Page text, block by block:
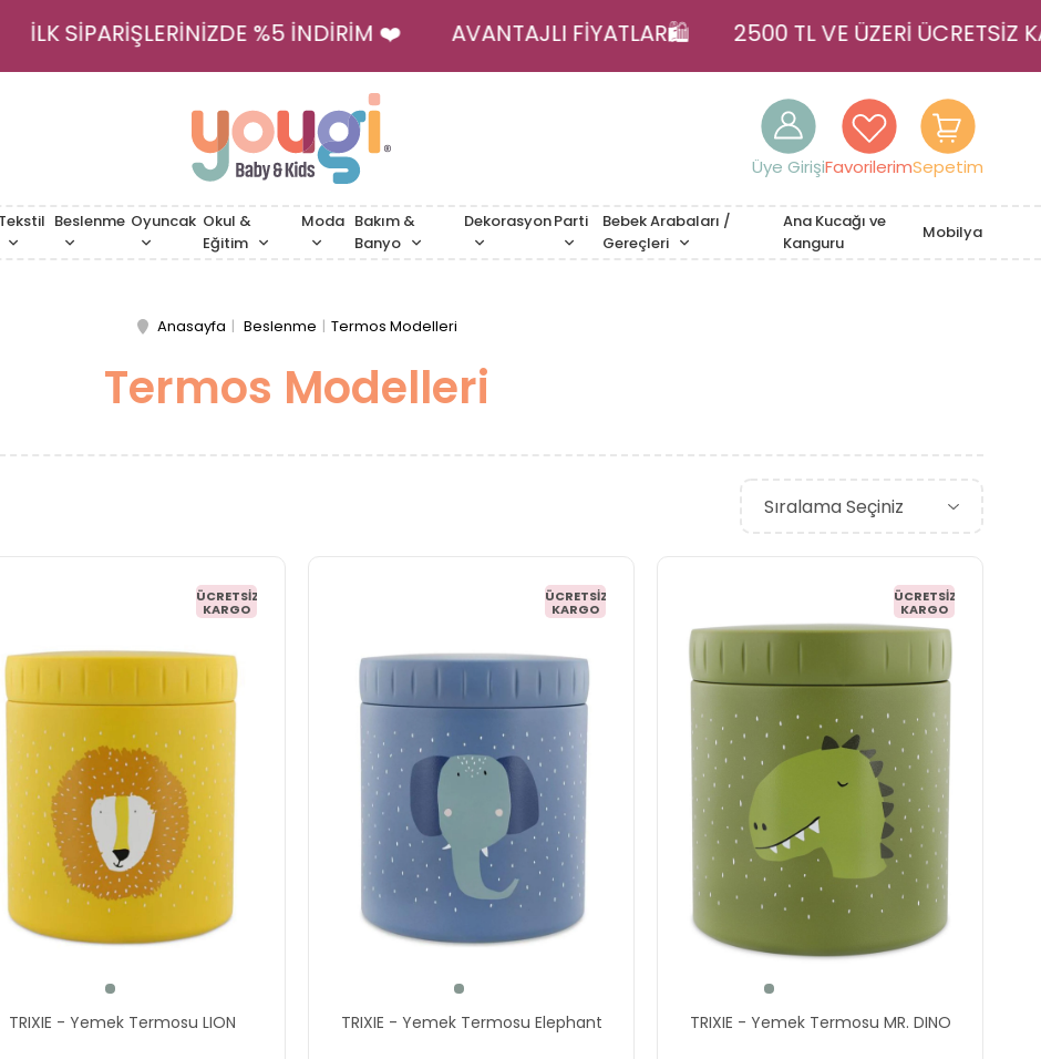
İLK SİPARİŞLERİNİZDE %5 İNDİRİM ❤️ AVANTAJLI FİYATLAR🛍️ 2500 TL VE ÜZERİ
Üye GirişiFavorilerimSepetim
Tekstil Beslenme Oyuncak Okul &
Eğitim
Moda Bakım &
Banyo
DekorasyonParti
Bebek Arabaları /
Gereçleri
Ana Kucağı ve
Kanguru
Mobilya
Anasayfa Beslenme Termos Modelleri
Termos Modelleri
TRIXIE - Yemek Termosu LION
ÜCRETSIZ
KARGO
TRIXIE - Yemek Termosu Elephant
ÜCRETSIZ
KARGO
TRIXIE - Yemek Termosu MR. DINO
ÜCRETSIZ
KARGO